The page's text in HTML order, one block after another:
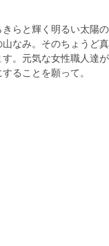
らと輝く明るい太陽
なみ。そのちょうど
。元気な女性職人達が
ることを願って。